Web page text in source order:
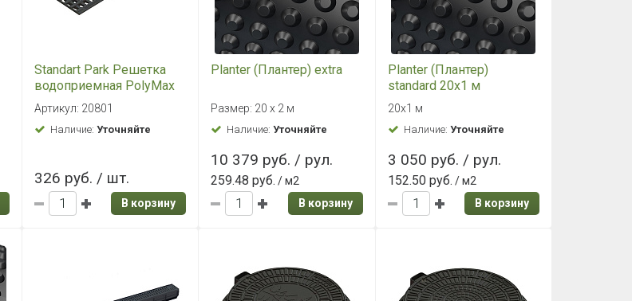
Standart Park Решетка
водоприемная PolyMax
Basic РВ-10.14.50
пластиковая ячеистая
20801
Артикул: 20801
Наличие:Уточняйте
326 руб. / шт.
В корзину
Planter (Плантер) extra
Размер: 20 х 2 м
Наличие:Уточняйте
10 379 руб. / рул.
259.48 руб. / м2
В корзину
Planter (Плантер)
standard 20х1 м
20х1 м
Наличие: Уточняйте
3 050 руб. / рул.
152.50 руб. / м2
В корзину